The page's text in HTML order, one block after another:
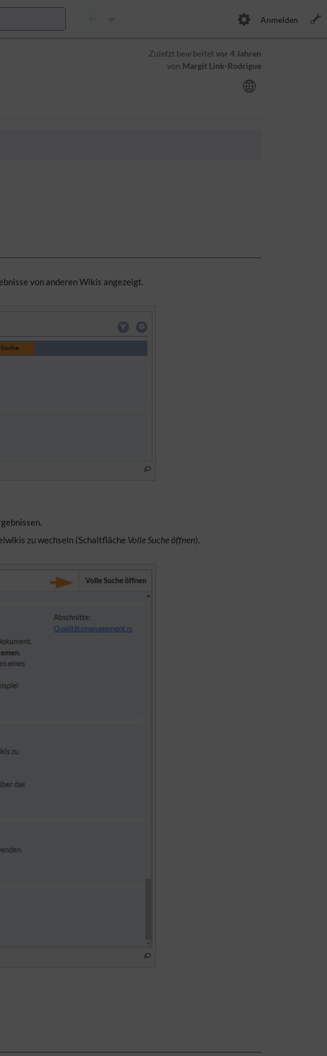
Anmelden
Zuletzt bearbeitetvor 4 Jahren
von Margit Link-Rodrigue
von anderen Wikis angezeigt.
zu wechseln (Schaltfläche Volle Suche öffnen).